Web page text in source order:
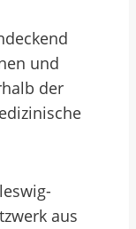
und
der
aus